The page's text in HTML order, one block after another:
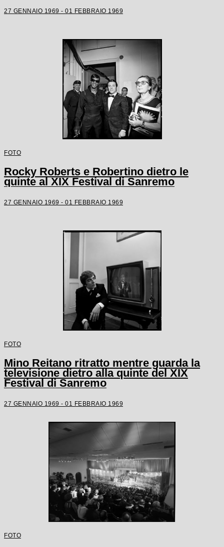
27 GENNAIO 1969 - 01 FEBBRAIO 1969
FOTO
Rocky Roberts e Robertino dietro le
quinte al XIX Festival di Sanremo
27 GENNAIO 1969 - 01 FEBBRAIO 1969
FOTO
Mino Reitano ritratto mentre guarda la
televisione dietro alla quinte del XIX
Festival di Sanremo
27 GENNAIO 1969 - 01 FEBBRAIO 1969
FOTO